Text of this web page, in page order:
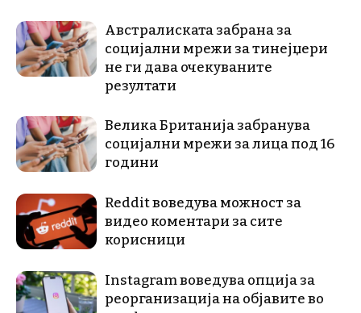
Австралиската забрана за
социјални мрежи за тинејџери
не ги дава очекуваните
резултати
Велика Британија забранува
социјални мрежи за лица под 16
години
Reddit воведува можност за
видео коментари за сите
корисници
Instagram воведува опција за
реорганизација на објавите во